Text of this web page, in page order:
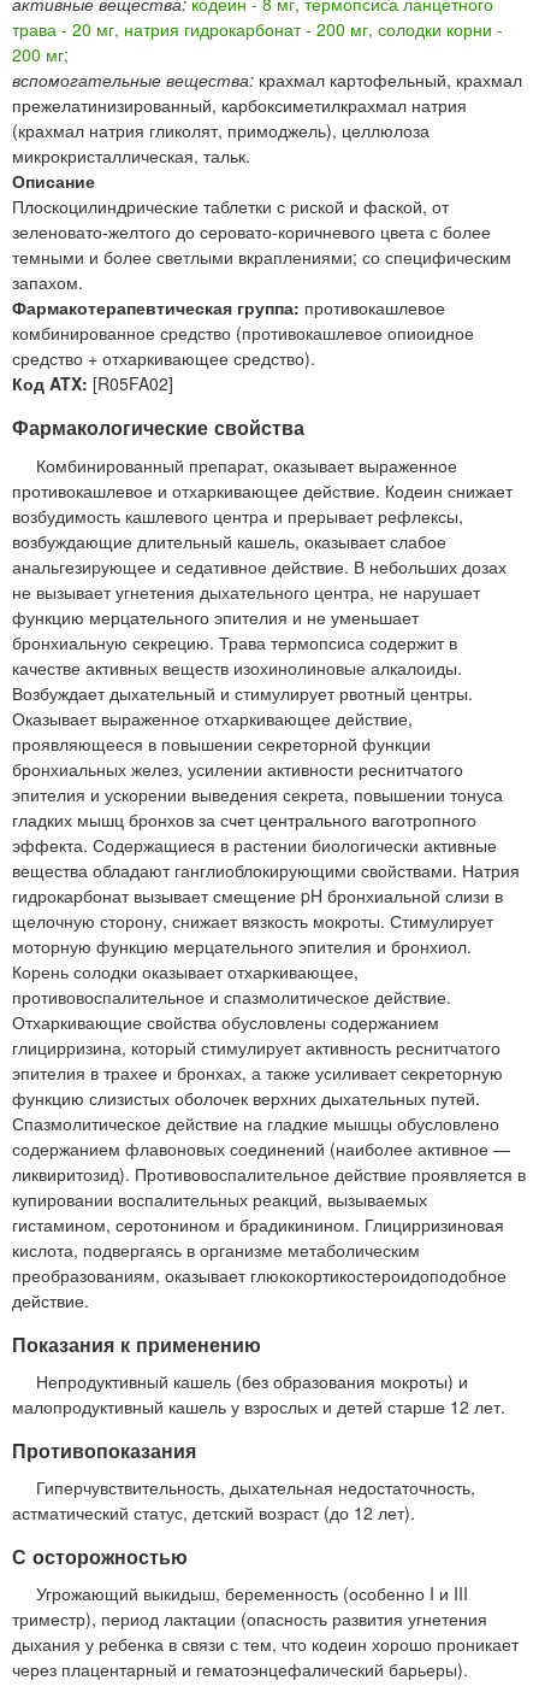
трава - 20 мг, натрия гидрокарбонат - 200 мг, солодки корни -
200 мг;
вспомогательные вещества: крахмал картофельный, крахмал
прежелатинизированный, карбоксиметилкрахмал натрия
(крахмал натрия гликолят, примоджель), целлюлоза
микрокристаллическая, тальк.
Описание
Плоскоцилиндрические таблетки с риской и фаской, от
зеленовато-желтого до серовато-коричневого цвета с более
темными и более светлыми вкраплениями; со специфическим
запахом.
Фармакотерапевтическая группа: противокашлевое
комбинированное средство (противокашлевое опиоидное
средство + отхаркивающее средство).
Код ATX: [R05FA02]
Фармакологические свойства
Комбинированный препарат, оказывает выраженное
противокашлевое и отхаркивающее действие. Кодеин снижает
возбудимость кашлевого центра и прерывает рефлексы,
возбуждающие длительный кашель, оказывает слабое
анальгезирующее и седативное действие. В небольших дозах
не вызывает угнетения дыхательного центра, не нарушает
функцию мерцательного эпителия и не уменьшает
бронхиальную секрецию. Трава термопсиса содержит в
качестве активных веществ изохинолиновые алкалоиды.
Возбуждает дыхательный и стимулирует рвотный центры.
Оказывает выраженное отхаркивающее действие,
проявляющееся в повышении секреторной функции
бронхиальных желез, усилении активности реснитчатого
эпителия и ускорении выведения секрета, повышении тонуса
гладких мышц бронхов за счет центрального ваготропного
эффекта. Содержащиеся в растении биологически активные
вещества обладают ганглиоблокирующими свойствами. Натрия
гидрокарбонат вызывает смещение pH бронхиальной слизи в
щелочную сторону, снижает вязкость мокроты. Стимулирует
моторную функцию мерцательного эпителия и бронхиол.
Корень солодки оказывает отхаркивающее,
противовоспалительное и спазмолитическое действие.
Отхаркивающие свойства обусловлены содержанием
глицирризина, который стимулирует активность реснитчатого
эпителия в трахее и бронхах, а также усиливает секреторную
функцию слизистых оболочек верхних дыхательных путей.
Спазмолитическое действие на гладкие мышцы обусловлено
содержанием флавоновых соединений (наиболее активное —
ликвиритозид). Противовоспалительное действие проявляется в
купировании воспалительных реакций, вызываемых
гистамином, серотонином и брадикинином. Глицирризиновая
кислота, подвергаясь в организме метаболическим
преобразованиям, оказывает глюкокортикостероидоподобное
действие.
Показания к применению
Непродуктивный кашель (без образования мокроты) и
малопродуктивный кашель у взрослых и детей старше 12 лет.
Противопоказания
Гиперчувствительность, дыхательная недостаточность,
астматический статус, детский возраст (до 12 лет).
С осторожностью
Угрожающий выкидыш, беременность (особенно I и III
триместр), период лактации (опасность развития угнетения
дыхания у ребенка в связи с тем, что кодеин хорошо проникает
через плацентарный и гематоэнцефалический барьеры).